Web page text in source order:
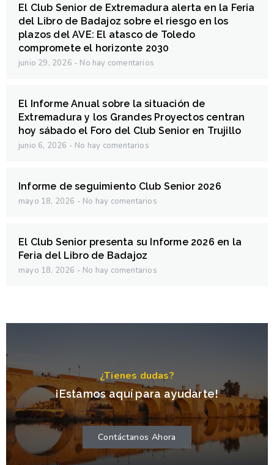
El Club Senior de Extremadura alerta en la Feria
del Libro de Badajoz sobre el riesgo en los
plazos del AVE: El atasco de Toledo
compromete el horizonte 2030
junio 29, 2026 No hay comentarios
El Informe Anual sobre la situación de
Extremadura y los Grandes Proyectos centran
hoy sábado el Foro del Club Senior en Trujillo
junio 6, 2026 No hay comentarios
Informe de seguimiento Club Senior 2026
mayo 18, 2026 No hay comentarios
El Club Senior presenta su Informe 2026 en la
Feria del Libro de Badajoz
mayo 18, 2026 No hay comentarios
¿Tienes dudas?
¡Estamos aquí para ayudarte!
Contáctanos Ahora